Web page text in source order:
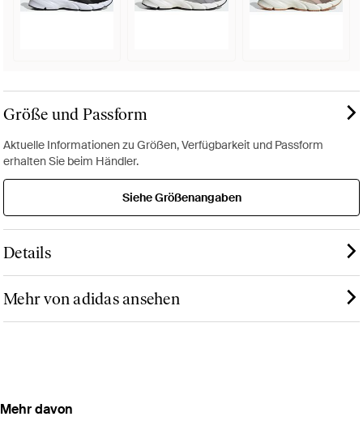
Größe und Passform
Aktuelle Informationen zu Größen, Verfügbarkeit und Passform
erhalten Sie beim Händler.
Siehe Größenangaben
Details
Mehr von adidas ansehen
Mehr davon